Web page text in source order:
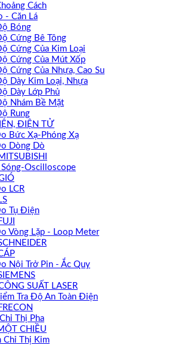
Cách
- Căn Lá
Bóng
Cứng Bê Tông
Cứng Của Kim Loại
Cứng Của Mút Xốp
Cứng Của Nhựa, Cao Su
Dày Kim Loại, Nhựa
Dày Lớp Phủ
Nhám Bề Mặt
Rung
ĐIỆN TỬ
Bức Xạ-Phóng Xạ
Dòng Dò
Oscilloscope
LCR
Tụ Điện
Vòng Lặp - Loop Meter
Nội Trở Pin - Ắc Quy
SUẤT LASER
Tra Độ An Toàn Điện
Thị Pha
CHIỀU
Chỉ Thị Kim